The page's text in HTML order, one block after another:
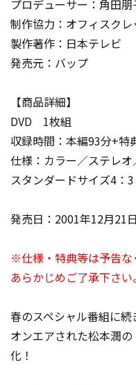
プロデューサー：角田
制作協力：オフィスクレ
製作著作：日本テレビ
発売元：バップ
【商品詳細】
DVD 1枚組
収録時間：本編93分+特
仕様：カラー／ステレ
スタンダードサイズ4：3
発売日：2001年12月21日
※仕様・特典等は予告な
あらかじめご了承下さい。
春のスペシャル番組に
オンエアされた松本潤
化！